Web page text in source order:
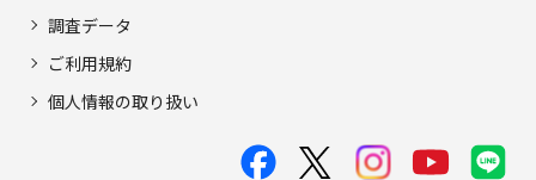
調査データ
ご利用規約
個人情報の取り扱い